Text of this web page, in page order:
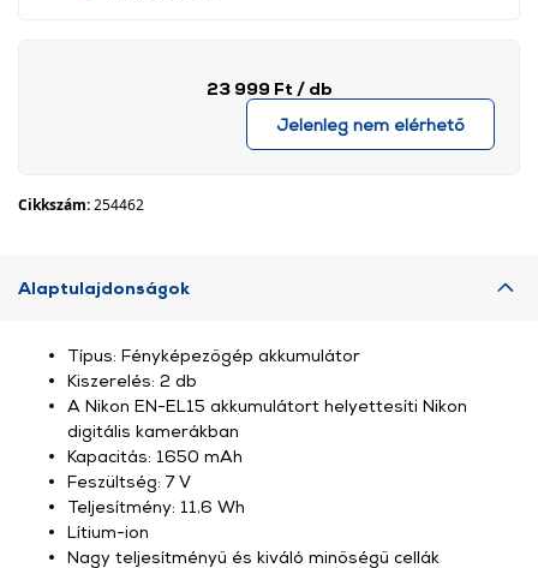
23 999 Ft / db
Jelenleg nem elérhető
Cikkszám:254462
Alaptulajdonságok
Típus: Fényképezőgép akkumulátor
Kiszerelés: 2 db
A Nikon EN-EL15 akkumulátort helyettesíti Nikon
digitális kamerákban
Kapacitás: 1650 mAh
Feszültség: 7 V
Teljesítmény: 11,6 Wh
Lítium-ion
Nagy teljesítményű és kiváló minőségű cellák